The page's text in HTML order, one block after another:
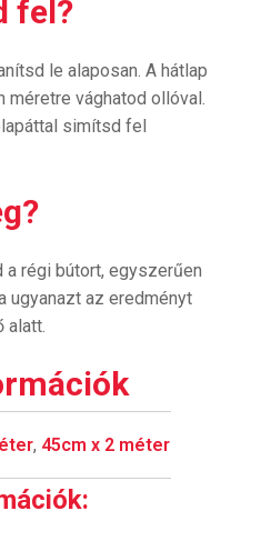
fel?
le alaposan. A hátlap
méretre vághatod ollóval.
simítsd fel
a régi bútort, egyszerűen
ugyanazt az eredményt
alatt.
, 45cm x 2 méter